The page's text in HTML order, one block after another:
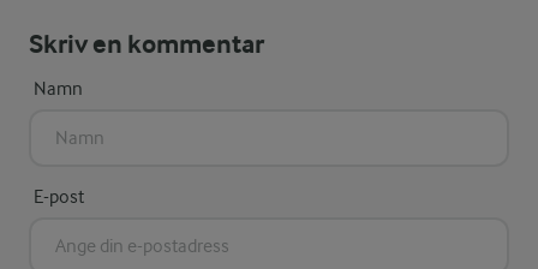
Skriv en kommentar
Namn
E-post